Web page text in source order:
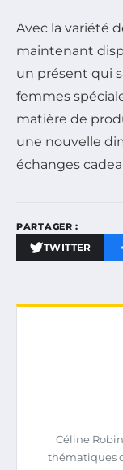
Avec la variété
maintenant
un présent qui
femmes
matière de
une nouvelle
échanges
PARTAGER :
TWITTER
Céline
thématiques